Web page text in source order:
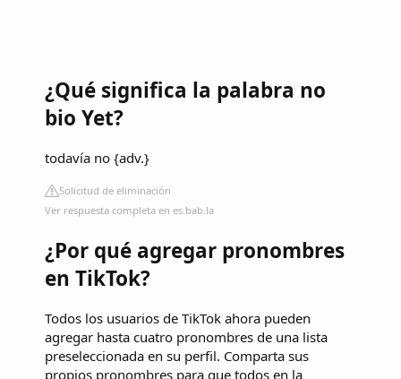
¿Qué significa la palabra no
bio Yet?
todavía no {adv.}
Solicitud de eliminación
Ver respuesta completa en es.bab.la
¿Por qué agregar pronombres
en TikTok?
Todos los usuarios de TikTok ahora pueden
agregar hasta cuatro pronombres de una lista
preseleccionada en su perfil. Comparta sus
propios pronombres para que todos en la